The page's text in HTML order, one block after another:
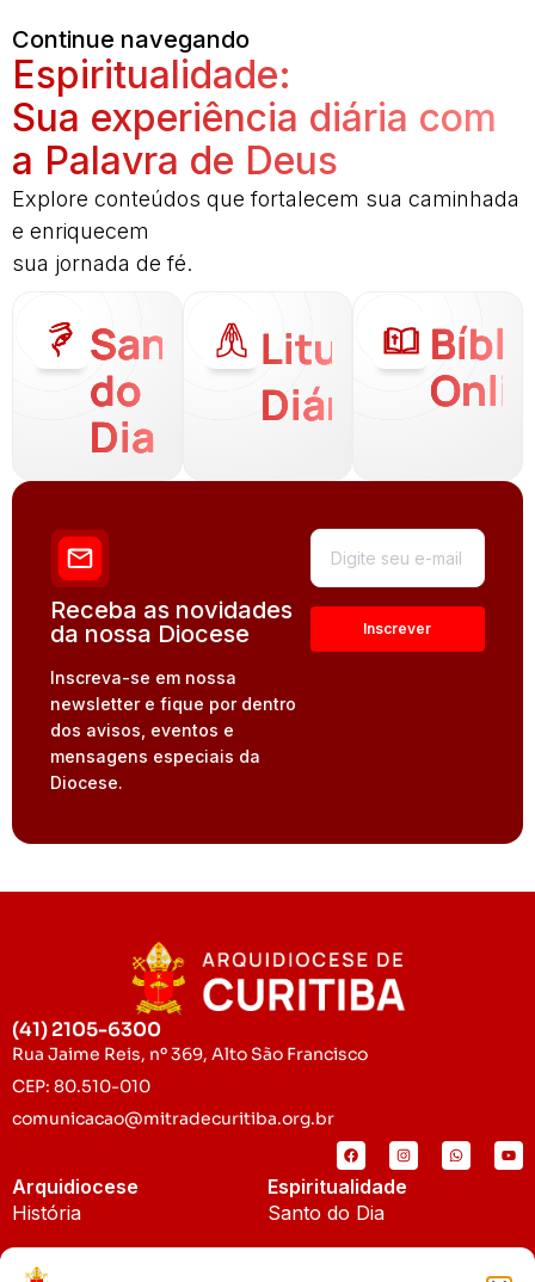
Continue navegando
Espiritualidade:
Sua experiência diária com
a Palavra de Deus
Explore conteúdos que fortalecem sua caminhada
e enriquecem
sua jornada de fé.
Santo
do
Dia
Liturgia
Diária
Receba as novidades
da nossa Diocese
Inscreva-se em nossa
newsletter e fique por dentro
dos avisos, eventos e
mensagens especiais da
Diocese.
(41) 2105-6300
Rua Jaime Reis, nº 369, Alto São Francisco
CEP: 80.510-010
comunicacao@mitradecuritiba.org.br
Arquidiocese
História
Padroeira
Espiritualidade
Santo do Dia